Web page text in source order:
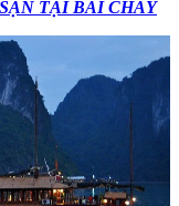
TẠI BÃI CHÁY